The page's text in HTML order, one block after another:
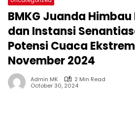
BMKG Juanda
dan Instansi
Potensi Cuaca
November 2024
Admin MK
2 Min Read
October 30, 2024